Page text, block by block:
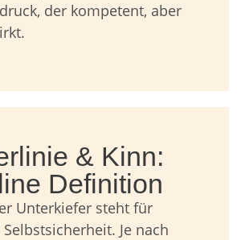
der kompetent, aber
& Kinn:
Definition
Unterkiefer steht für
Je nach